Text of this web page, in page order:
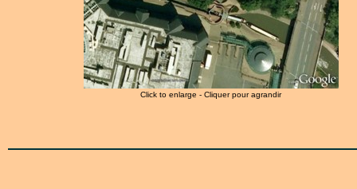
Click to enlarge - Cliquer pour agrandir